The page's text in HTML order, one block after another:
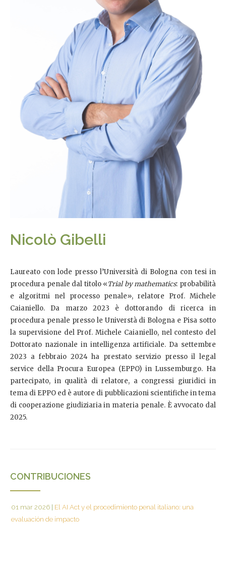
Nicolò Gibelli
Laureato con lode presso l’Università di Bologna con tesi in
procedura penale dal titolo «Trial by mathematics: probabilità
e algoritmi nel processo penale», relatore Prof. Michele
Caianiello. Da marzo 2023 è dottorando di ricerca in
procedura penale presso le Universtà di Bologna e Pisa sotto
la supervisione del Prof. Michele Caianiello, nel contesto del
Dottorato nazionale in intelligenza artificiale. Da settembre
2023 a febbraio 2024 ha prestato servizio presso il legal
service della Procura Europea (EPPO) in Lussemburgo. Ha
partecipato, in qualità di relatore, a congressi giuridici in
tema di EPPO ed è autore di pubblicazioni scientifiche in tema
di cooperazione giudiziaria in materia penale. È avvocato dal
2025.
CONTRIBUCIONES
01 mar 2026
El AI Act y el procedimiento penal italiano: una
evaluación de impacto